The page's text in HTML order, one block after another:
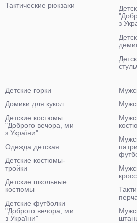
Тактические рюкзаки
з
Детские горки
Домики для кукол
Детские костюмы
"Доброго вечора, ми
з України"
Одежда детская
Детские костюмы-
тройки
Детские школьные
костюмы
Детские футболки
"Доброго вечора, ми
з України"